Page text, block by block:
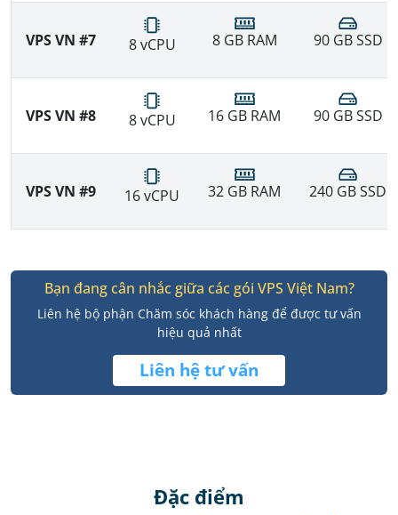
VPS VN #7 8 vCPU 8 GB RAM 90 GB SSD
VPS VN #8 8 vCPU 16 GB RAM 90 GB SSD
VPS VN #9 16 vCPU 32 GB RAM 240 GB SSD
Bạn đang cân nhắc giữa các gói VPS Việt Nam?
Liên hệ bộ phận Chăm sóc khách hàng để được tư vấn
hiệu quả nhất
Liên hệ tư vấn
Đặc điểm